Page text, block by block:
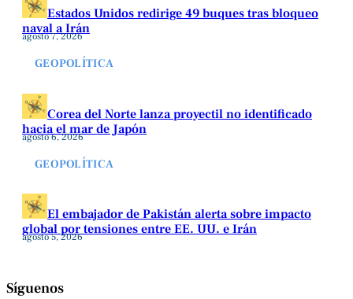
Estados Unidos redirige 49 buques tras bloqueo
naval a Irán
agosto 7, 2026
GEOPOLÍTICA
Corea del Norte lanza proyectil no identificado
hacia el mar de Japón
agosto 6, 2026
GEOPOLÍTICA
El embajador de Pakistán alerta sobre impacto
global por tensiones entre EE. UU. e Irán
agosto 5, 2026
Síguenos